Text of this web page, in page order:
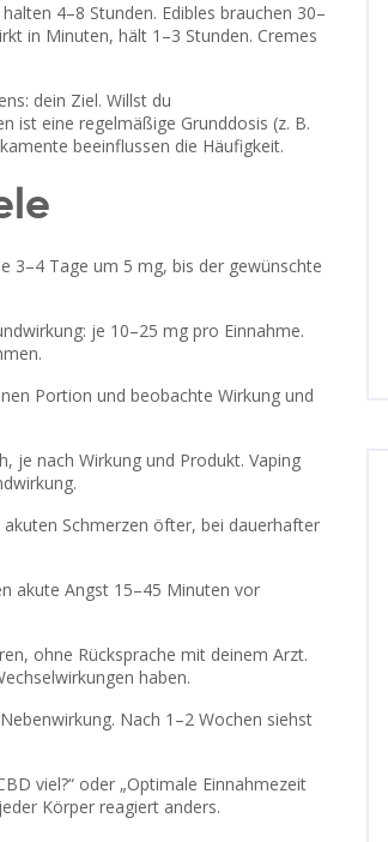
4–8 Stunden. Edibles brauchen 30–
in Minuten, hält 1–3 Stunden. Cremes
dein Ziel. Willst du
ist eine regelmäßige Grunddosis (z. B.
beeinflussen die Häufigkeit.
3–4 Tage um 5 mg, bis der gewünschte
je 10–25 mg pro Einnahme.
Portion und beobachte Wirkung und
je nach Wirkung und Produkt. Vaping
Schmerzen öfter, bei dauerhafter
akute Angst 15–45 Minuten vor
ohne Rücksprache mit deinem Arzt.
haben.
Nach 1–2 Wochen siehst
viel?“ oder „Optimale Einnahmezeit
Körper reagiert anders.